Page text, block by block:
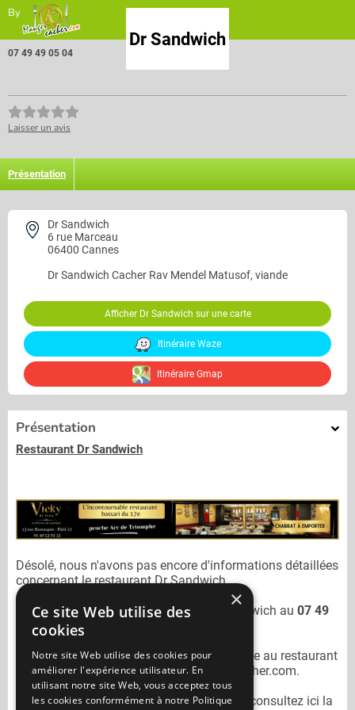
By
Dr Sandwich
07 49 49 05 04
Laisser un avis
Présentation
Dr Sandwich
6 rue Marceau
06400 Cannes
Dr Sandwich Cacher Rav Mendel Matusof, viande
Afficher Dr Sandwich sur une carte
Itinéraire Waze
Itinéraire Gmap
Présentation
Restaurant Dr Sandwich
Désolé, nous n'avons pas encore d'informations détaillées
concernant le restaurant Dr Sandwich.
Vous pouvez joindre le restaurant
Dr Sandwich au 07 49
49 05 04
N'oubliez pas de préciser lors de votre sortie au restaurant
Dr Sandwichqu'il n'est pas sur Mangercacher.com.
Pour consulter un autre restaurant cacher
consultez ici la
×
Ce site Web utilise des
cookies
Notre site Web utilise des cookies pour
améliorer l'expérience utilisateur. En
utilisant notre site Web, vous acceptez tous
les cookies conformément à notre Politique